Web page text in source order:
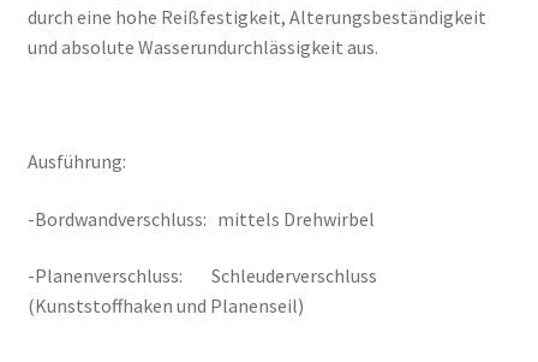
durch eine hohe Reißfestigkeit, Alterungsbeständigkeit
und absolute Wasserundurchlässigkeit aus.
Ausführung:
-Bordwandverschluss: mittels Drehwirbel
-Planenverschluss: Schleuderverschluss
(Kunststoffhaken und Planenseil)